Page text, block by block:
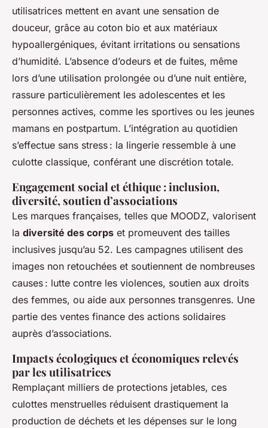
utilisatrices mettent en avant une sensation de
douceur, grâce au coton bio et aux matériaux
hypoallergéniques, évitant irritations ou sensations
d’humidité. L’absence d’odeurs et de fuites, même
lors d’une utilisation prolongée ou d’une nuit entière,
rassure particulièrement les adolescentes et les
personnes actives, comme les sportives ou les jeunes
mamans en postpartum. L’intégration au quotidien
s’effectue sans stress : la lingerie ressemble à une
culotte classique, conférant une discrétion totale.
Engagement social et éthique : inclusion,
diversité, soutien d’associations
Les marques françaises, telles que MOODZ, valorisent
la diversité des corps et promeuvent des tailles
inclusives jusqu’au 52. Les campagnes utilisent des
images non retouchées et soutiennent de nombreuses
causes : lutte contre les violences, soutien aux droits
des femmes, ou aide aux personnes transgenres. Une
partie des ventes finance des actions solidaires
auprès d’associations.
Impacts écologiques et économiques relevés
par les utilisatrices
Remplaçant milliers de protections jetables, ces
culottes menstruelles réduisent drastiquement la
production de déchets et les dépenses sur le long